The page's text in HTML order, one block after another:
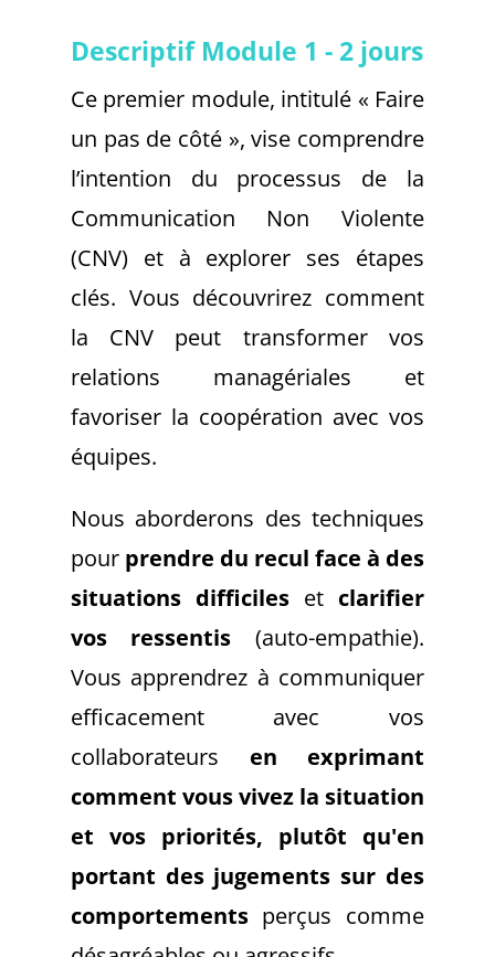
Descriptif Module 1 - 2 jours
Ce premier module, intitulé « Faire
un pas de côté », vise comprendre
l’intention du processus de la
Communication Non Violente
(CNV) et à explorer ses étapes
clés. Vous découvrirez comment
la CNV peut transformer vos
relations managériales et
favoriser la coopération avec vos
équipes.
Nous aborderons des techniques
pour prendre du recul face à des
situations difficileset clarifier
vos ressentis (auto-empathie).
Vous apprendrez à communiquer
efficacement avec vos
collaborateurs en exprimant
comment vous vivez la situation
et vos priorités, plutôt qu'en
portant des jugements sur des
comportementsperçus comme